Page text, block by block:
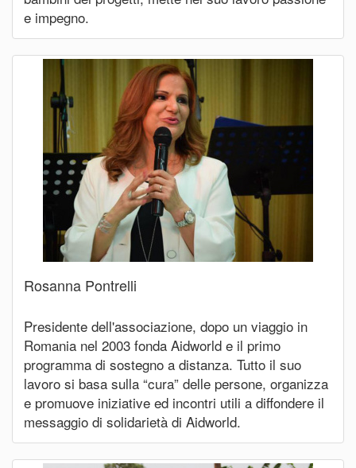
e impegno.
Rosanna Pontrelli
Presidente dell'associazione, dopo un viaggio in
Romania nel 2003 fonda Aidworld e il primo
programma di sostegno a distanza. Tutto il suo
lavoro si basa sulla “cura” delle persone, organizza
e promuove iniziative ed incontri utili a diffondere il
messaggio di solidarietà di Aidworld.